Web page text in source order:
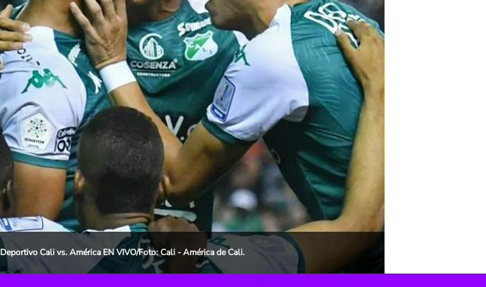
Deportivo Cali vs. América EN VIVO/Foto: Cali - América de Cali.